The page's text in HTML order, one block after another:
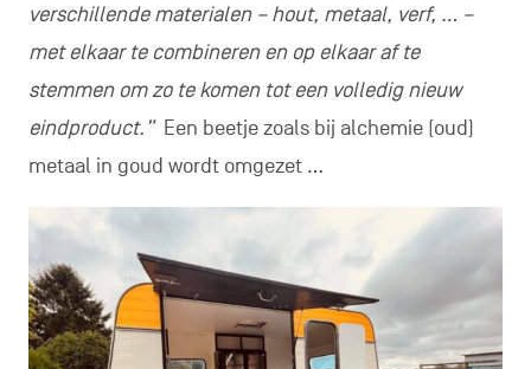
verschillende materialen – hout, metaal, verf, … –
met elkaar te combineren en op elkaar af te
stemmen om zo te komen tot een volledig nieuw
eindproduct.” Een beetje zoals bij alchemie (oud)
metaal in goud wordt omgezet …